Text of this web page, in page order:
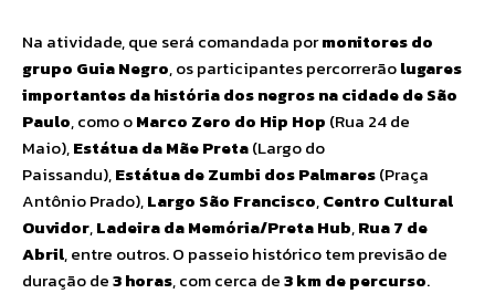
Na atividade, que será comandada pormonitores do
grupo Guia Negro, os participantes percorrerãolugares
importantes da história dos negros na cidade de São
Paulo, como oMarco Zero do Hip Hop (Rua 24 de
Maio),Estátua da Mãe Preta(Largo do
Paissandu),Estátua de Zumbi dos Palmares(Praça
Antônio Prado),Largo São Francisco,Centro Cultural
Ouvidor,Ladeira da Memória/Preta Hub,Rua 7 de
Abril, entre outros. O passeio histórico tem previsão de
duração de3 horas, com cerca de3 km de percurso.